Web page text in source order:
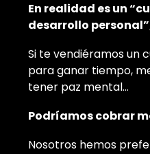
En realidad es un
desarrollo
Si te vendiéramos un
para ganar tiempo,
tener paz mental…
Podríamos cobrar
Nosotros hemos